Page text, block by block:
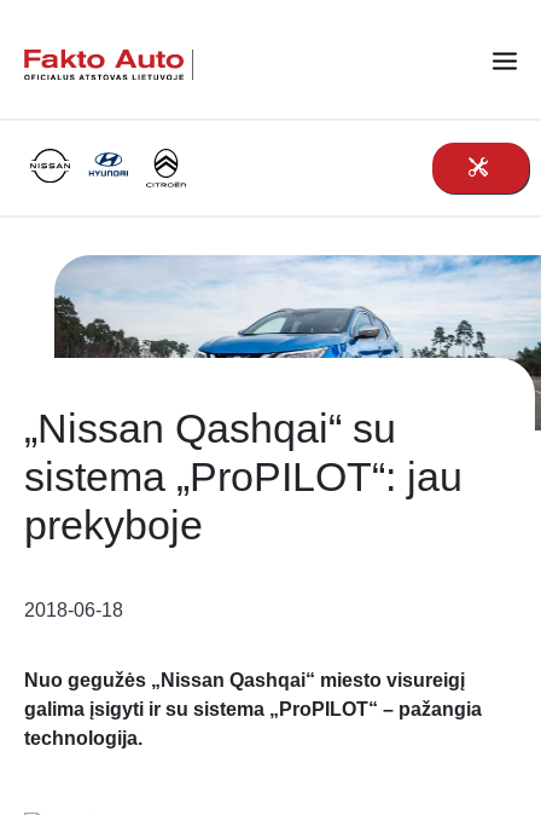
Main Navigation
„Nissan Qashqai“ su
sistema „ProPILOT“: jau
prekyboje
2018-06-18
Nuo gegužės „Nissan Qashqai“ miesto visureigį
galima įsigyti ir su sistema „ProPILOT“ – pažangia
technologija.